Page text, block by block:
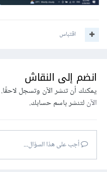
اقتباس
انضم إلى النقاش
يمكنك أن تنشر الآن وتسجل
الآنلتنشر باسم حسابك.
أجب على هذا السؤال...